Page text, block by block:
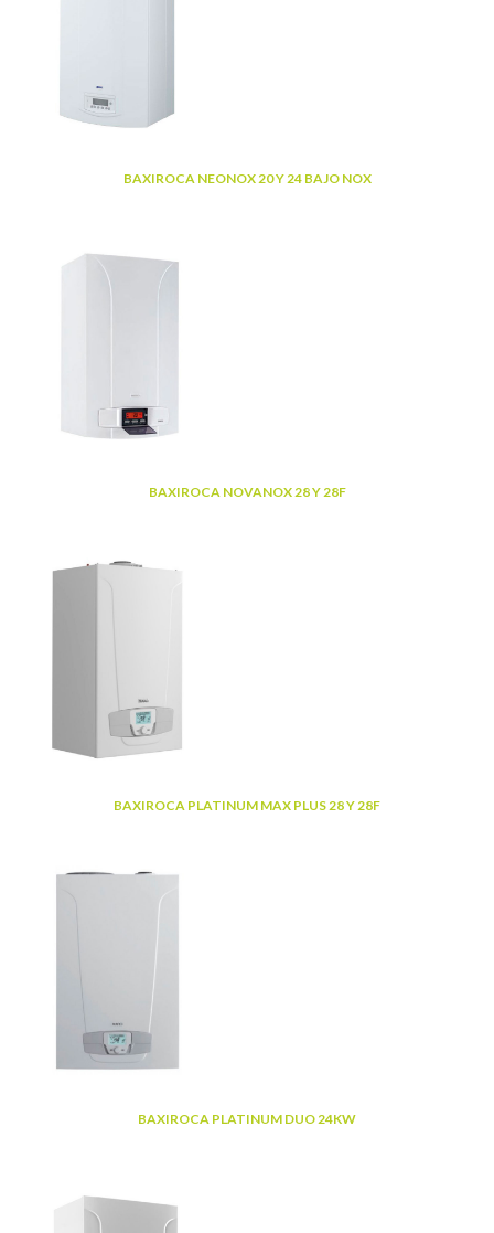
BAXIROCA NEONOX 20 Y 24 BAJO NOX
BAXIROCA NOVANOX 28 Y 28F
BAXIROCA PLATINUM MAX PLUS 28 Y 28F
BAXIROCA PLATINUM DUO 24KW